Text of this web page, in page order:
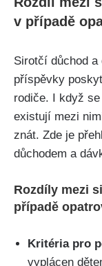
v případě
Sirotčí důchod
příspěvky
rodiče. I když
existují mezi
znát. Zde je
důchodem a
Rozdíly mezi
případě
Kritéria pro
vyplácen